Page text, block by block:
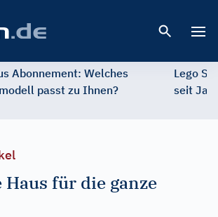
Abonnement: Welches
passt zu Ihnen?
Lego
seit
Haus für die ganze